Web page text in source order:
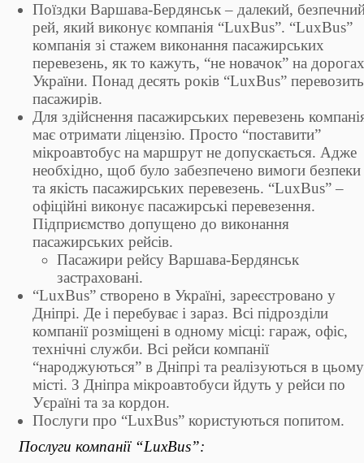
Поїздки Варшава-Бердянськ – далекий,
рей, який виконує компанія “LuxBus”. “LuxBus”
компанія зі стажем виконання пасажирських
перевезень, як то кажуть, “не новачок” на дорогах
України. Понад десять років “LuxBus” перевозить
пасажирів.
Для здійснення пасажирських перевезень
має отримати ліцензію. Просто “поставити”
мікроавтобус на маршрут не допускається. Адже
необхідно, щоб було забезпечено вимоги безпеки
та якість пасажирських перевезень. “LuxBus” –
офіційні виконує пасажирські перевезення.
Підприємство допущено до виконання
пасажирських рейсів.
Пасажири рейсу Варшава-Бердянськ
застраховані.
“LuxBus” створено в Україні, зареєстровано у
Дніпрі. Де і перебуває і зараз. Всі підрозділи
компанії розміщені в одному місці: гараж, офіс,
технічні служби. Всі рейси компанії
“народжуються” в Дніпрі та реалізуються в цьому
місті. З Дніпра мікроавтобуси йдуть у рейси по
Уєраїні та за кордон.
Послуги про “LuxBus” користуються попитом.
Послуги компанії “LuxBus”: